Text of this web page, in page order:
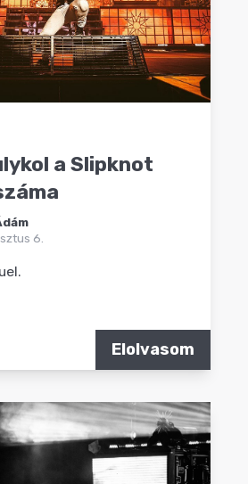
a Slipknot
6.
Elolvasom